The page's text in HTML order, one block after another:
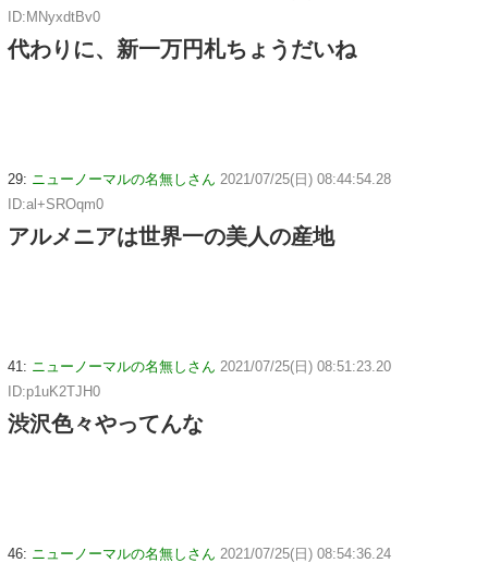
ID:MNyxdtBv0
代わりに、新一万円札ちょうだいね
29: ニューノーマルの名無しさん 2021/07/25(日) 08:44:54.28
ID:al+SROqm0
アルメニアは世界一の美人の産地
41: ニューノーマルの名無しさん 2021/07/25(日) 08:51:23.20
ID:p1uK2TJH0
渋沢色々やってんな
46: ニューノーマルの名無しさん 2021/07/25(日) 08:54:36.24